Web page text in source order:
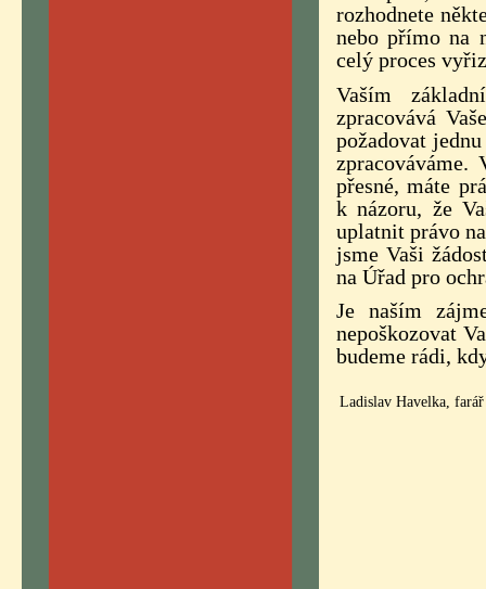
rozhodnete
nebo přímo na
celý proces
Vaším
zpracovává
požadovat
zpracováváme.
přesné, máte
k názoru, že
uplatnit právo
jsme Vaši
na Úřad pro
Je naším
nepoškozovat
budeme rádi,
Ladislav Havelka, farář